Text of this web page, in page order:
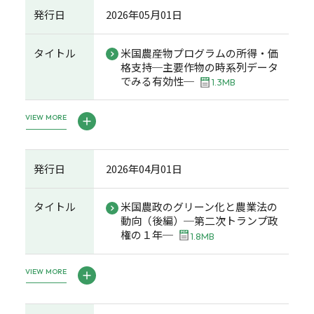
発行日 2026年05月01日
タイトル
米国農産物プログラムの所得・価
格支持─主要作物の時系列データ
でみる有効性─
1.3MB
VIEW MORE
発行日 2026年04月01日
タイトル
米国農政のグリーン化と農業法の
動向（後編）─第二次トランプ政
権の１年─
1.8MB
VIEW MORE